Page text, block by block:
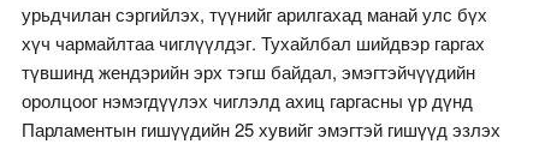
урьдчилан сэргийлэх, түүнийг арилгахад манай улс бүх
хүч чармайлтаа чиглүүлдэг. Тухайлбал шийдвэр гаргах
түвшинд жендэрийн эрх тэгш байдал, эмэгтэйчүүдийн
оролцоог нэмэгдүүлэх чиглэлд ахиц гаргасны үр дүнд
Парламентын гишүүдийн 25 хувийг эмэгтэй гишүүд эзлэх